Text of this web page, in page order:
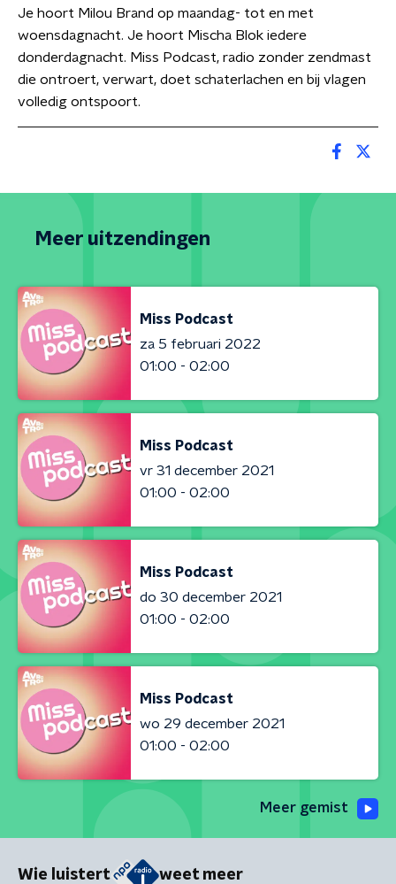
Je hoort Milou Brand op maandag- tot en met
woensdagnacht. Je hoort Mischa Blok iedere
donderdagnacht. Miss Podcast, radio zonder zendmast
die ontroert, verwart, doet schaterlachen en bij vlagen
volledig ontspoort.
Meer uitzendingen
Miss Podcast
za 5 februari 2022
01:00 - 02:00
Miss Podcast
vr 31 december 2021
01:00 - 02:00
Miss Podcast
do 30 december 2021
01:00 - 02:00
Miss Podcast
wo 29 december 2021
01:00 - 02:00
Meer gemist
Wie luistert weet meer